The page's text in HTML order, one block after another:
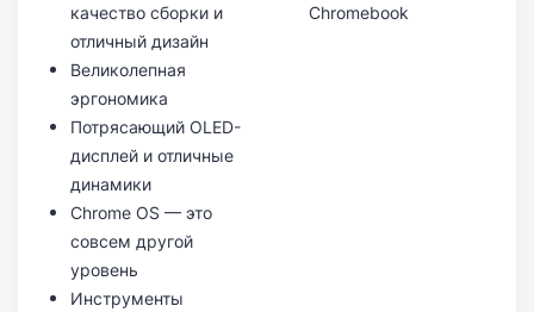
качество сборки и
отличный дизайн
Великолепная
эргономика
Потрясающий OLED-
дисплей и отличные
динамики
Chrome OS — это
совсем другой
уровень
Инструменты
Chromebook